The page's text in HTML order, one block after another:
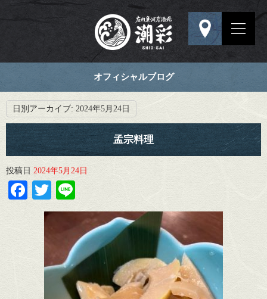
オフィシャルブログ
日別アーカイブ: 2024年5月24日
孟宗料理
投稿日 2024年5月24日
Facebook
Twitter